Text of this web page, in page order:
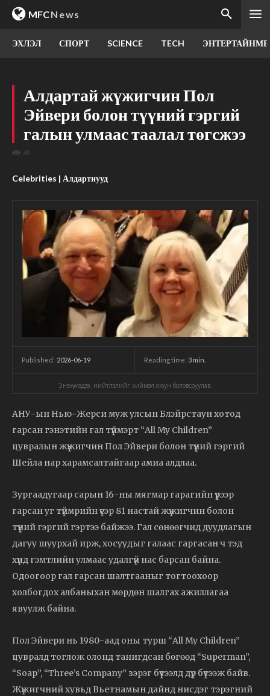
MFCNews
ЭХЛЭЛ СПОРТ SCIENCE TECH
Алдартай жүжигчин Пол
Эйвери болон түүний гэргий
галын улмаас таалал төгсжээ
49
Celebrities | Алдартнууд
Published: 2026-06-19 Reading time: 3 min.
Энэхүү мэдээ, нийтлэлийг хиймэл оюун боловсруулав.
АНУ-ын Нью-Жерси муж улсын Блэйрстаун хотод
гарсан гэнэтийн гал түймэрт “All My Children”
цувралын жүжигчин Пол Эйвери болон түүний гэргий
Шейла нар харамсалтайгаар амиа алдлаа.
Зургаадугаар сарын 16-ны мягмар гарагийн үүрээр
гарсан уг түймрийн үеэр 81 настай жүжигчин болон
түүний гэргий гэртээ байжээ. Гал сөнөөгчид дуудлагын
дагуу шуурхай ирж, хосуудыг галаас гаргасан ч тэд
хүнд гэмтлийн улмаас удалгүй нас барсан байна.
Одоогоор гал гарсан шалтгааныг тогтоохоор
холбогдох албаныхан мөрдөн шалгах ажиллагаа
явуулж байна.
Пол Эйвери нь 1980-аад оны турш “All My Children”
цувралд тоглож олонд танигдсан бөгөөд “Superman”,
“Soap”, “Three’s Company” зэрэг бүтээлд дүр бүтээж байв.
Жүжигчний хувьд Вьетнамын дайнд нисдэг тэрэгний